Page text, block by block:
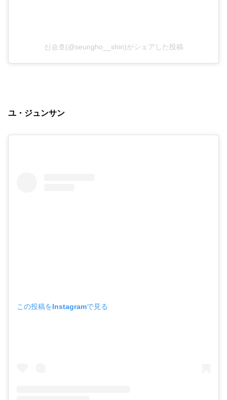
신승호(@seungho__shin)がシェアした投稿
ユ・ジュンサン
この投稿をInstagramで見る